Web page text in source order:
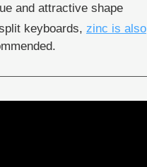
and attractive shape
keyboards, zinc is also